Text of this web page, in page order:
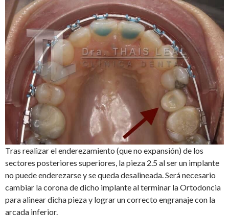
Tras realizar el enderezamiento (que no expansión) de los
sectores posteriores superiores, la pieza 2.5 al ser un implante
no puede enderezarse y se queda desalineada. Será necesario
cambiar la corona de dicho implante al terminar la Ortodoncia
para alinear dicha pieza y lograr un correcto engranaje con la
arcada inferior.